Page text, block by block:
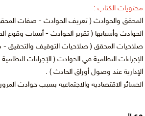
محتويات الكتاب :
المحقق والحوادث ( تعريف الحوادث - صفات
الحوادث وأسبابها ( تقرير الحوادث - أسباب وقوع
صلاحيات المحقق ( صلاحيات التوقيف والتحقيق -
الإجراءات النظامية في الحوادث ( الإجراءات
الإدارية عند وصول أوراق الحادث ) .
الخسائر الاقتصادية والاجتماعية بسبب حوادث